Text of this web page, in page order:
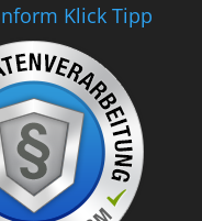
Klick Tipp